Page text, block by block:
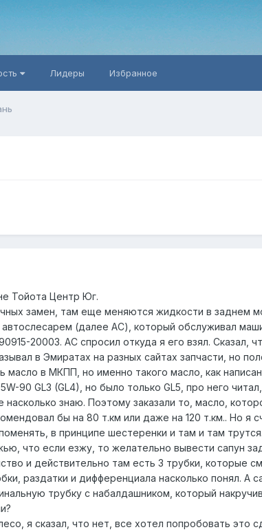
Лидеры Избранное
Тойота Центр Юг.
замен, там еще меняются жидкости в заднем
(далее АС), который обслуживал
20003. АС спросил откуда я его взял. Сказал,
в Эмиратах на разных сайтах запчасти, но
в МКПП, но именно такого масло, как
90 GL3 (GL4), но было только GL5, про него
знаю. Поэтому заказали то, масло,
бы на 80 т.км или даже на 120 т.км.. Но я
в принципе шестеренки и там и там трутся.
что если езжу, то желательно вывести сапун
и действительно там есть 3 трубки, которые
раздатки и дифференциала насколько понял. А
трубку с набалдашником, который
я сказал, что нет, все хотел попробовать это